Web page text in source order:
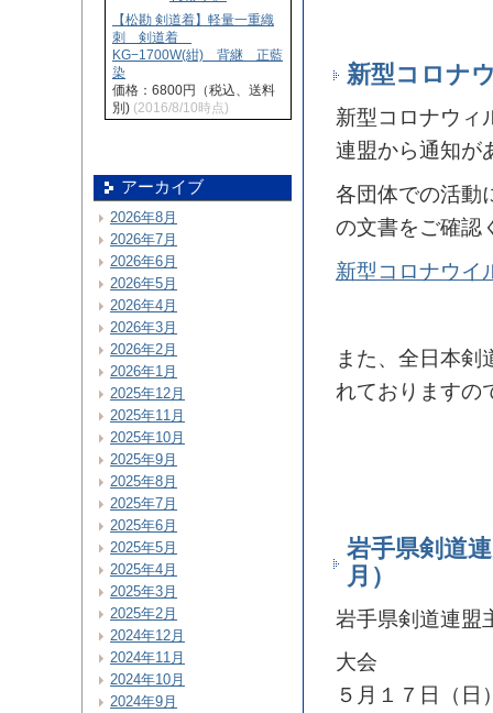
新型コロナ
新型コロナウィ
連盟から通知が
各団体での活動
の文書をご確認
新型コロナウイ
また、全日本剣
れておりますの
岩手県剣道
月）
岩手県剣道連盟
大会
５月１７日（日
【松勘 剣道着】軽量一重織
刺 剣道着
KG−1700W(紺) 背継 正藍
染
価格：6800円（税込、送料
別) (2016/8/10時点)
アーカイブ
2026年8月
2026年7月
2026年6月
2026年5月
2026年4月
2026年3月
2026年2月
2026年1月
2025年12月
2025年11月
2025年10月
2025年9月
2025年8月
2025年7月
2025年6月
2025年5月
2025年4月
2025年3月
2025年2月
2024年12月
2024年11月
2024年10月
2024年9月